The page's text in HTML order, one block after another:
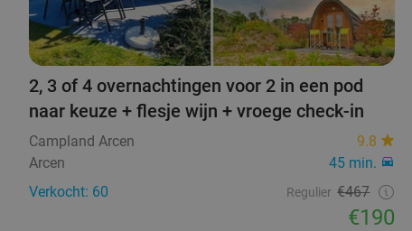
2, 3 of 4 overnachtingen voor 2 in een pod
naar keuze + flesje wijn + vroege check-in
Campland Arcen
9.8
Arcen
45 min.
Verkocht: 60
Regulier €467
€190